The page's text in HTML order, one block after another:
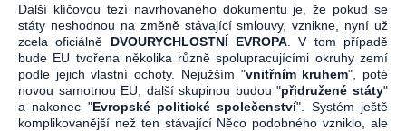
Další klíčovou tezí navrhovaného dokumentu je, že pokud se
státy neshodnou na změně stávající smlouvy, vznikne, nyní už
zcela oficiálně DVOURYCHLOSTNÍ EVROPA . V tom případě
bude EU tvořena několika různě spolupracujícími okruhy zemí
podle jejich vlastní ochoty. Nejužším "vnitřním kruhem", poté
novou samotnou EU, další skupinou budou "přidružené státy"
a nakonec "Evropské politické společenství". Systém ještě
komplikovanější než ten stávající Něco podobného vzniklo, ale